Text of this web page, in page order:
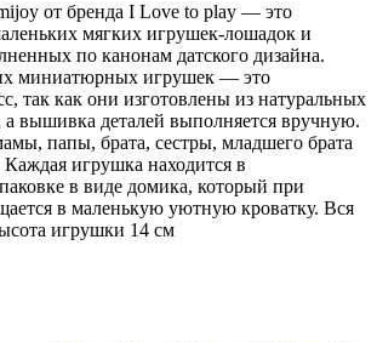
от бренда I Love to play — это
мягких игрушек-лошадок и
по канонам датского дизайна.
миниатюрных игрушек — это
так как они изготовлены из натуральных
а вышивка деталей выполняется вручную.
папы, брата, сестры, младшего брата
игрушка находится в
в виде домика, который при
в маленькую уютную кроватку. Вся
игрушки 14 см